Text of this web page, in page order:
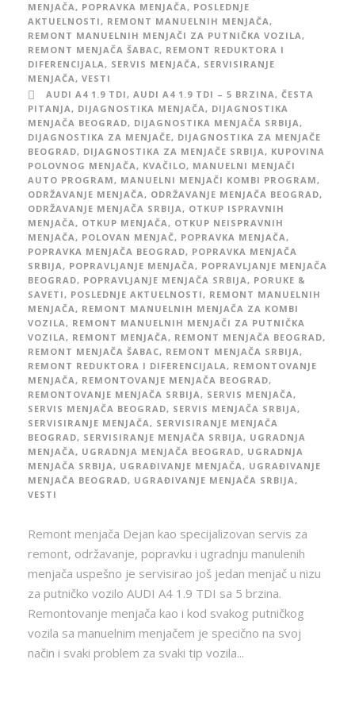
MENJAČA, POPRAVKA MENJAČA, POSLEDNJE
AKTUELNOSTI, REMONT MANUELNIH MENJAČA,
REMONT MANUELNIH MENJAČI ZA PUTNIČKA VOZILA,
REMONT MENJAČA ŠABAC, REMONT REDUKTORA I
DIFERENCIJALA, SERVIS MENJAČA, SERVISIRANJE
MENJAČA, VESTI
AUDI A4 1.9 TDI, AUDI A4 1.9 TDI – 5 BRZINA, ČESTA
PITANJA, DIJAGNOSTIKA MENJAČA, DIJAGNOSTIKA
MENJAČA BEOGRAD, DIJAGNOSTIKA MENJAČA SRBIJA,
DIJAGNOSTIKA ZA MENJAČE, DIJAGNOSTIKA ZA MENJAČE
BEOGRAD, DIJAGNOSTIKA ZA MENJAČE SRBIJA, KUPOVINA
POLOVNOG MENJAČA, KVAČILO, MANUELNI MENJAČI
AUTO PROGRAM, MANUELNI MENJAČI KOMBI PROGRAM,
ODRŽAVANJE MENJAČA, ODRŽAVANJE MENJAČA BEOGRAD,
ODRŽAVANJE MENJAČA SRBIJA, OTKUP ISPRAVNIH
MENJAČA, OTKUP MENJAČA, OTKUP NEISPRAVNIH
MENJAČA, POLOVAN MENJAČ, POPRAVKA MENJAČA,
POPRAVKA MENJAČA BEOGRAD, POPRAVKA MENJAČA
SRBIJA, POPRAVLJANJE MENJAČA, POPRAVLJANJE MENJAČA
BEOGRAD, POPRAVLJANJE MENJAČA SRBIJA, PORUKE &
SAVETI, POSLEDNJE AKTUELNOSTI, REMONT MANUELNIH
MENJAČA, REMONT MANUELNIH MENJAČA ZA KOMBI
VOZILA, REMONT MANUELNIH MENJAČI ZA PUTNIČKA
VOZILA, REMONT MENJAČA, REMONT MENJAČA BEOGRAD,
REMONT MENJAČA ŠABAC, REMONT MENJAČA SRBIJA,
REMONT REDUKTORA I DIFERENCIJALA, REMONTOVANJE
MENJAČA, REMONTOVANJE MENJAČA BEOGRAD,
REMONTOVANJE MENJAČA SRBIJA, SERVIS MENJAČA,
SERVIS MENJAČA BEOGRAD, SERVIS MENJAČA SRBIJA,
SERVISIRANJE MENJAČA, SERVISIRANJE MENJAČA
BEOGRAD, SERVISIRANJE MENJAČA SRBIJA, UGRADNJA
MENJAČA, UGRADNJA MENJAČA BEOGRAD, UGRADNJA
MENJAČA SRBIJA, UGRAĐIVANJE MENJAČA, UGRAĐIVANJE
MENJAČA BEOGRAD, UGRAĐIVANJE MENJAČA SRBIJA,
VESTI
Remont menjača Dejan kao specijalizovan servis za
remont, održavanje, popravku i ugradnju manulenih
menjača uspešno je servisirao još jedan menjač u nizu
za putničko vozilo AUDI A4 1.9 TDI sa 5 brzina.
Remontovanje menjača kao i kod svakog putničkog
vozila sa manuelnim menjačem je specično na svoj
način i svaki problem za svaki tip vozila...